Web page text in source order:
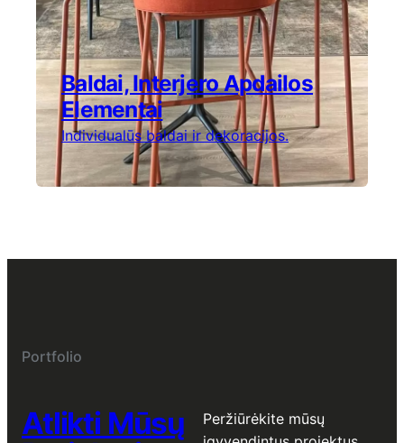
Baldai, Interjero Apdailos
Elementai
Individualūs baldai ir dekoracijos.
Portfolio
Atlikti Mūsų
Peržiūrėkite mūsų